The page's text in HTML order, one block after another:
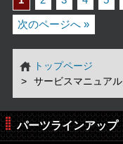
次のページへ »
トップページ
サービスマニュアル
パーツラインアップ